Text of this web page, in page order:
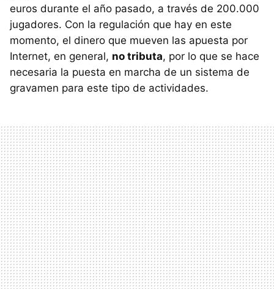
euros durante el año pasado, a través de 200.000
jugadores. Con la regulación que hay en este
momento, el dinero que mueven las apuesta por
Internet, en general, no tributa, por lo que se hace
necesaria la puesta en marcha de un sistema de
gravamen para este tipo de actividades.